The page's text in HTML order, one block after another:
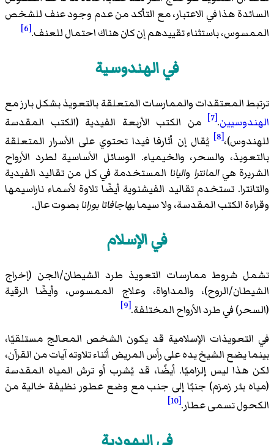
السائدة هذا في الاعتبار، مع التأكد من عدم وجود عنف للشخص
الممسوس، باستثناء تقييدهم إن كان هناك احتمال للعنف.[6]
في الهندوسية
ترتبط المعتقدات والممارسات المتعلقة بالتعويذ بشكل بارز مع
الهندوسيين.
[7]
من الكتب الأربعة الفيدية (الكتب المقدسة
للهندوس)،[8]
يُقال إن أثارفا فيدا تحتوي على الأسرار المتعلقة
بالتعويذ، والسحر، والخيمياء. الوسائل الأساسية لطرد الأرواح
الشريرة هيالمانترا واليانا المستخدمة في كل من تقاليد الفيدية
والتانترا. تستخدم تقاليد الفيشنوية أيضًا تلاوة لأسماء ناراسيمها
وقراءة الكتب المقدسة، ولا سيمابهاجافاتا بورانابصوت عال.
في الإسلام
تشمل شروط ممارسات التعويذ طرد الشيطان/الجن (إخراج
الشيطان/الروح)، والمداواة، وعلاج الممسوس، وأيضًا الرقية
(السحر) في طرد الأرواح المختلفة.[9]
في التعويذات الإسلامية قد يكون الشخص المعالج مستلقيًا،
بينما يضع الشيخ يده على رأس المريض أثناء تلاوته آيات من القرآن،
لكن هذا ليس إلزاميًا. أيضًا، قد يُشرب أو ترش المياه المقدسة
(مياه بئر زمزم) جنبًا إلى جنب مع وضع عطور نظيفة خالية من
الكحول تسمى عطار.[10]